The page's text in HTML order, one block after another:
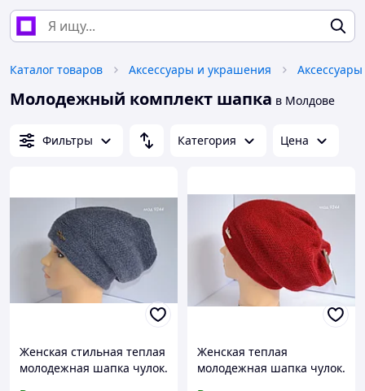
Каталог товаров Аксессуары и украшения Аксессуары
Молодежный комплект шапка в Молдове
Фильтры Категория Цена
Женская стильная теплая
молодежная шапка чулок.
Женская теплая
молодежная шапка чулок.